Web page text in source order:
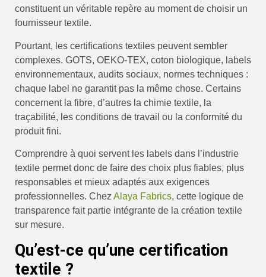
constituent un véritable repère au moment de choisir un
fournisseur textile.
Pourtant, les certifications textiles peuvent sembler
complexes. GOTS, OEKO-TEX, coton biologique, labels
environnementaux, audits sociaux, normes techniques :
chaque label ne garantit pas la même chose. Certains
concernent la fibre, d’autres la chimie textile, la
traçabilité, les conditions de travail ou la conformité du
produit fini.
Comprendre à quoi servent les labels dans l’industrie
textile permet donc de faire des choix plus fiables, plus
responsables et mieux adaptés aux exigences
professionnelles. Chez Alaya Fabrics, cette logique de
transparence fait partie intégrante de la création textile
sur mesure.
Qu’est-ce qu’une certification
textile ?